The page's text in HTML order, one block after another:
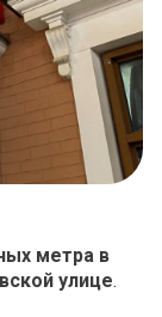
метра в
улице.